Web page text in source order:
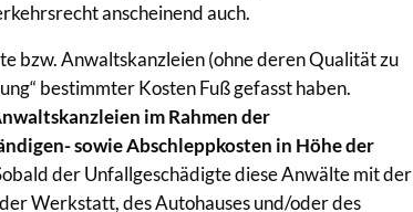
anscheinend auch.
bzw. Anwaltskanzleien (ohne deren Qualität zu
bestimmter Kosten Fuß gefasst haben.
im Rahmen der
sowie Abschleppkosten in Höhe der
der Unfallgeschädigte diese Anwälte mit der
Werkstatt, des Autohauses und/oder des